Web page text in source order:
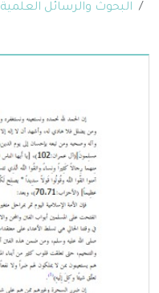
البحوث والرسائل العلمية